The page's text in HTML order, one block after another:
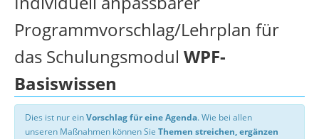
Programmvorschlag/Lehrplan für
das Schulungsmodul WPF-
Basiswissen
Dies ist nur einVorschlag für eine Agenda. Wie bei allen
unseren Maßnahmen können Sie Themen streichen, ergänzen